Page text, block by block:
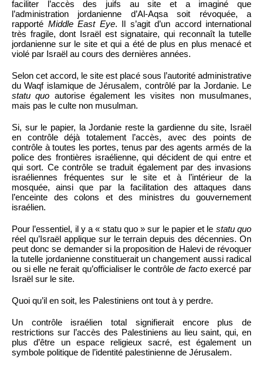
faciliter l’accès des juifs au site et a imaginé que
l’administration jordanienne d’Al-Aqsa soit révoquée, a
rapporté Middle East Eye. Il s’agit d’un accord international
très fragile, dont Israël est signataire, qui reconnaît la tutelle
jordanienne sur le site et qui a été de plus en plus menacé et
violé par Israël au cours des dernières années.
Selon cet accord, le site est placé sous l’autorité administrative
du Waqf islamique de Jérusalem, contrôlé par la Jordanie. Le
statu quo autorise également les visites non musulmanes,
mais pas le culte non musulman.
Si, sur le papier, la Jordanie reste la gardienne du site, Israël
en contrôle déjà totalement l’accès, avec des points de
contrôle à toutes les portes, tenus par des agents armés de la
police des frontières israélienne, qui décident de qui entre et
qui sort. Ce contrôle se traduit également par des invasions
israéliennes fréquentes sur le site et à l’intérieur de la
mosquée, ainsi que par la facilitation des attaques dans
l’enceinte des colons et des ministres du gouvernement
israélien.
Pour l’essentiel, il y a « statu quo » sur le papier et le statu quo
réel qu’Israël applique sur le terrain depuis des décennies. On
peut donc se demander si la proposition de Halevi de révoquer
la tutelle jordanienne constituerait un changement aussi radical
ou si elle ne ferait qu’officialiser le contrôlede factoexercé par
Israël sur le site.
Quoi qu’il en soit, les Palestiniens ont tout à y perdre.
Un contrôle israélien total signifierait encore plus de
restrictions sur l’accès des Palestiniens au lieu saint, qui, en
plus d’être un espace religieux sacré, est également un
symbole politique de l’identité palestinienne de Jérusalem.